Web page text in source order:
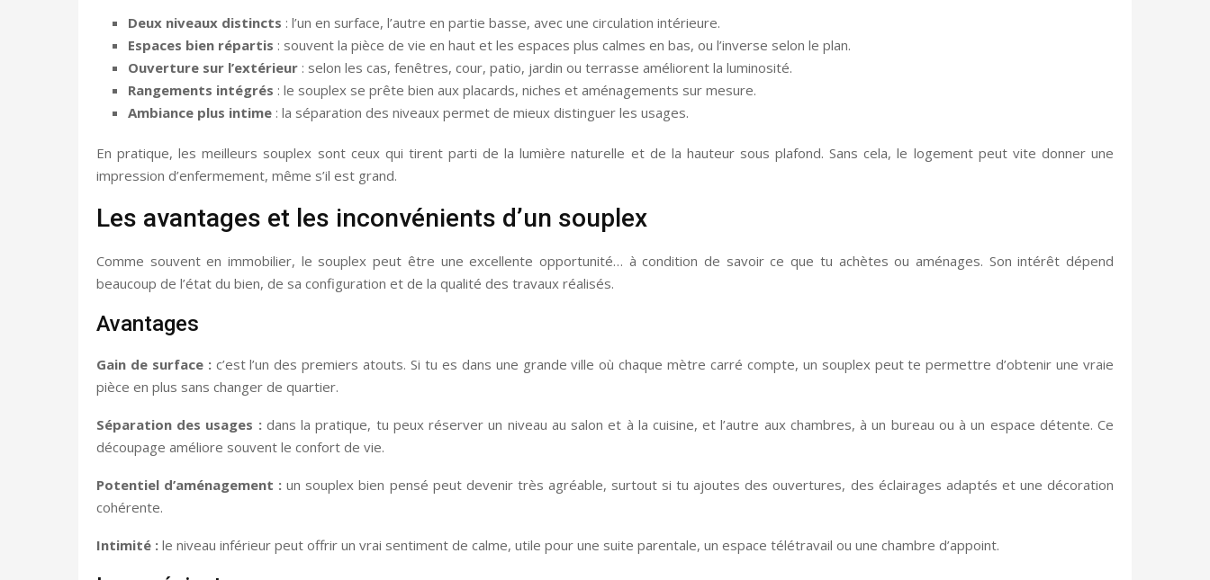
Deux niveaux distincts : l’un en surface, l’autre en partie basse, avec une circulation intérieure.
Espaces bien répartis : souvent la pièce de vie en haut et les espaces plus calmes en bas, ou l’inverse selon le plan.
Ouverture sur l’extérieur : selon les cas, fenêtres, cour, patio, jardin ou terrasse améliorent la luminosité.
Rangements intégrés : le souplex se prête bien aux placards, niches et aménagements sur mesure.
Ambiance plus intime : la séparation des niveaux permet de mieux distinguer les usages.
En pratique, les meilleurs souplex sont ceux qui tirent parti de la lumière naturelle et de la hauteur sous plafond. Sans cela, le logement peut vite donner une
impression d’enfermement, même s’il est grand.
Les avantages et les inconvénients d’un souplex
Comme souvent en immobilier, le souplex peut être une excellente opportunité… à condition de savoir ce que tu achètes ou aménages. Son intérêt dépend
beaucoup de l’état du bien, de sa configuration et de la qualité des travaux réalisés.
Avantages
Gain de surface :c’est l’un des premiers atouts. Si tu es dans une grande ville où chaque mètre carré compte, un souplex peut te permettre d’obtenir une vraie
pièce en plus sans changer de quartier.
Séparation des usages :dans la pratique, tu peux réserver un niveau au salon et à la cuisine, et l’autre aux chambres, à un bureau ou à un espace détente. Ce
découpage améliore souvent le confort de vie.
Potentiel d’aménagement : un souplex bien pensé peut devenir très agréable, surtout si tu ajoutes des ouvertures, des éclairages adaptés et une décoration
cohérente.
Intimité : le niveau inférieur peut offrir un vrai sentiment de calme, utile pour une suite parentale, un espace télétravail ou une chambre d’appoint.